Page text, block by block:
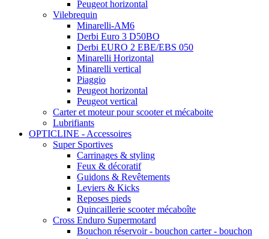
Peugeot horizontal
Vilebrequin
Minarelli-AM6
Derbi Euro 3 D50BO
Derbi EURO 2 EBE/EBS 050
Minarelli Horizontal
Minarelli vertical
Piaggio
Peugeot horizontal
Peugeot vertical
Carter et moteur pour scooter et mécaboite
Lubrifiants
OPTICLINE - Accessoires
Super Sportives
Carrinages & styling
Feux & décoratif
Guidons & Revêtements
Leviers & Kicks
Reposes pieds
Quincaillerie scooter mécaboîte
Cross Enduro Supermotard
Bouchon réservoir - bouchon carter - bouchon